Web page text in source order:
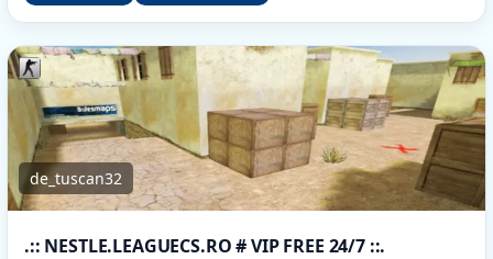
de_tuscan32
.:: NESTLE.LEAGUECS.RO # VIP FREE 24/7 ::.